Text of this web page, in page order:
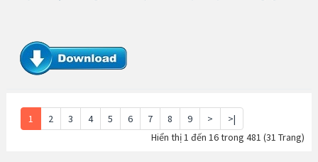
1 2 3 4 5 6 7 8 9 >
>|
Hiển thị 1 đến 16 trong 481 (31 Trang)